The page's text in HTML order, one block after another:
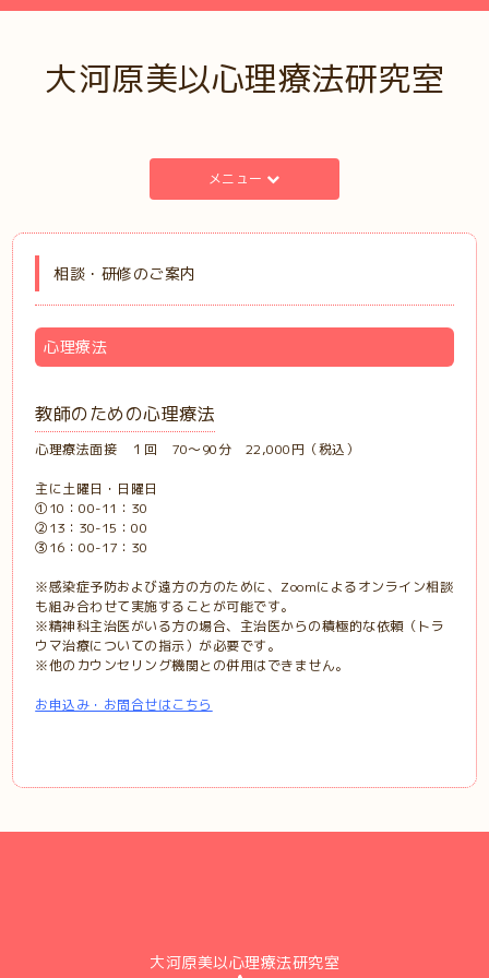
大河原美以心理療法研究室
メニュー
相談・研修のご案内
心理療法
教師のための心理療法
心理療法面接 １回 70～90分 22,000円（税込）
主に土曜日・日曜日
①10：00-11：30
②13：30-15：00
③16：00-17：30
※感染症予防および遠方の方のために、Zoomによるオンライン相談
も組み合わせて実施することが可能です。
※精神科主治医がいる方の場合、主治医からの積極的な依頼（トラ
ウマ治療についての指示）が必要です。
※他のカウンセリング機関との併用はできません。
お申込み・お問合せはこちら
大河原美以心理療法研究室